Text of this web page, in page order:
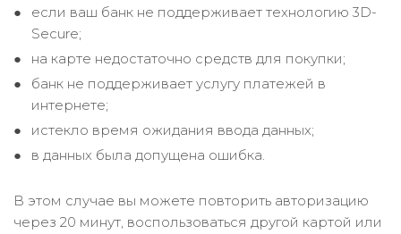
если ваш банк не поддерживает технологию 3D-
Secure;
на карте недостаточно средств для покупки;
банк не поддерживает услугу платежей в
интернете;
истекло время ожидания ввода данных;
в данных была допущена ошибка.
В этом случае вы можете повторить авторизацию
через 20 минут, воспользоваться другой картой или